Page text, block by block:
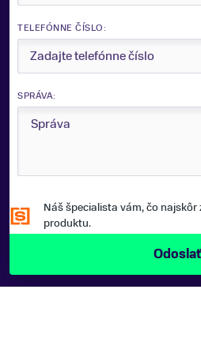
TELEFÓNNE ČÍSLO:
SPRÁVA:
Náš špecialista vám, čo
produktu.